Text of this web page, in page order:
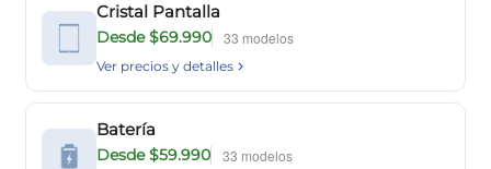
Cristal Pantalla
Desde $69.990 33 modelos
Ver precios y detalles
Batería
Desde $59.990 33 modelos